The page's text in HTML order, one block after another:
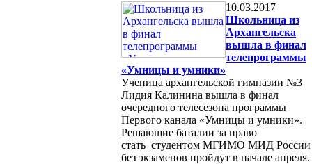
10.03.2017
Школьница из
Архангельска
вышла в финал
телепрограммы
«Умницы и умники»
Ученица архангельской гимназии №3
Лидия Калинина вышла в финал
очередного телесезона программы
Первого канала «Умницы и умники».
Решающие баталии за право
стать студентом МГИМО МИД России
без экзаменов пройдут в начале апреля.